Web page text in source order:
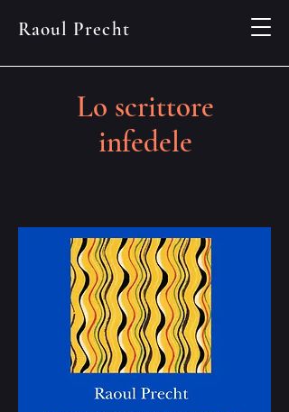
Raoul Precht
Lo scrittore
infedele